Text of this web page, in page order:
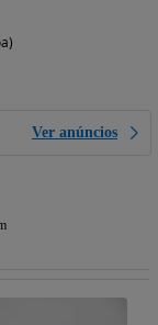
Ver anúncios